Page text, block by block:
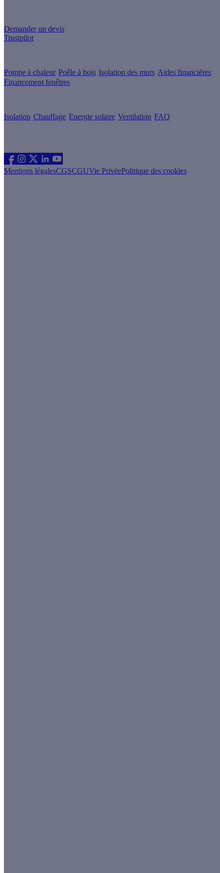
Demander un devis
Trustpilot
Pompe à chaleur Poêle à bois Isolation des murs Aides financières
Financement fenêtres
Isolation Chauffage Energie solaire Ventilation FAQ
Mentions légalesCGSCGUVie PrivéePolitique des cookies